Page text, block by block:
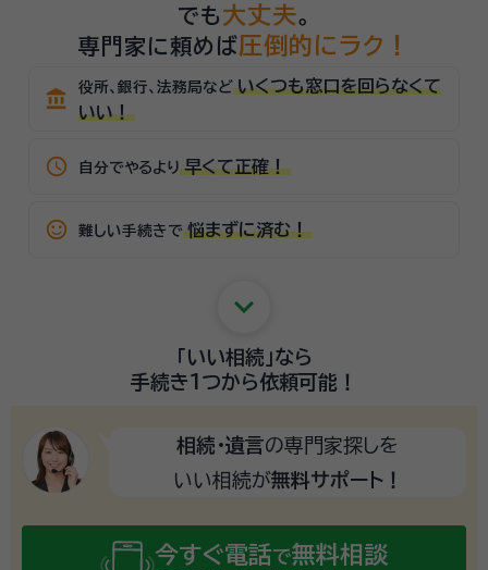
でも 大丈夫。
専門家に頼めば圧倒的にラク！
account_balance 役所、銀行、法務局など いくつも窓口を回らなくて
いい！
schedule 自分でやるより 早くて正確！
sentiment_satisfied_alt 難しい手続きで 悩まずに済む！
keyboard_arrow_down
「いい相続」なら
手続き1つから依頼可能！
相続・遺言の専門家探しを
いい相続が無料サポート！
今すぐ電話で無料相談